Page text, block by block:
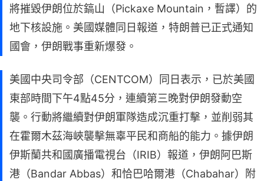
將摧毀伊朗位於鎬山（Pickaxe Mountain，暫譯）的
地下核設施。美國媒體同日報道，特朗普已正式通知
國會，伊朗戰事重新爆發。
美國中央司令部（CENTCOM）同日表示，已於美國
東部時間下午4點45分，連續第三晚對伊朗發動空
襲。行動將繼續對伊朗軍隊造成沉重打擊，並削弱其
在霍爾木茲海峽襲擊無辜平民和商船的能力。據伊朗
伊斯蘭共和國廣播電視台（IRIB）報道，伊朗阿巴斯
港（Bandar Abbas）和恰巴哈爾港（Chabahar）附